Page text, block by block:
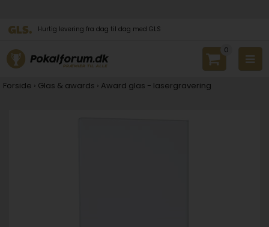
Hurtig levering fra dag til dag med GLS
0
Forside › Glas & awards › Award glas - lasergravering